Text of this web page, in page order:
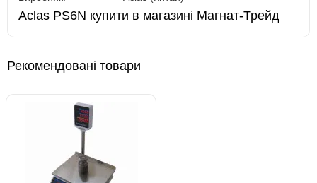
Aclas PS6N купити в магазині Магнат-Трейд
Рекомендовані товари